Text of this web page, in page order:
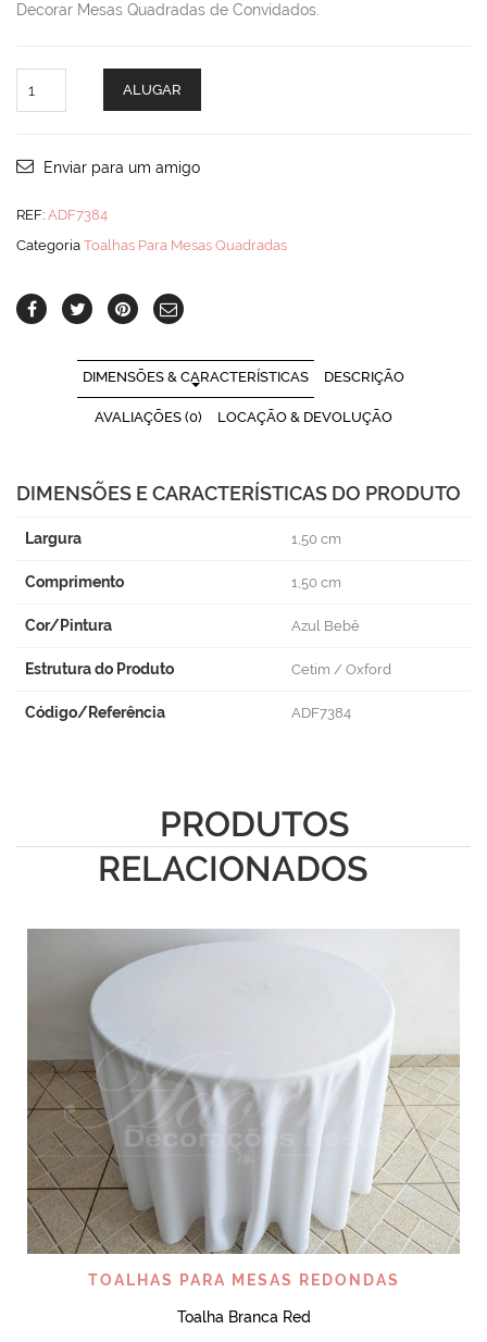
Decorar Mesas Quadradas de Convidados.
Azul
ALUGAR
Enviar para um amigo
REF: ADF7384
Categoria Toalhas Para Mesas Quadradas
DIMENSÕES & CARACTERÍSTICAS DESCRIÇÃO
AVALIAÇÕES (0) LOCAÇÃO & DEVOLUÇÃO
DIMENSÕES E CARACTERÍSTICAS DO PRODUTO
Largura 1,50 cm
Comprimento 1,50 cm
Cor/Pintura Azul Bebê
Estrutura do Produto Cetim / Oxford
Código/Referência ADF7384
PRODUTOS
RELACIONADOS
TOALHAS PARA MESAS REDONDAS
Toalha Branca Red